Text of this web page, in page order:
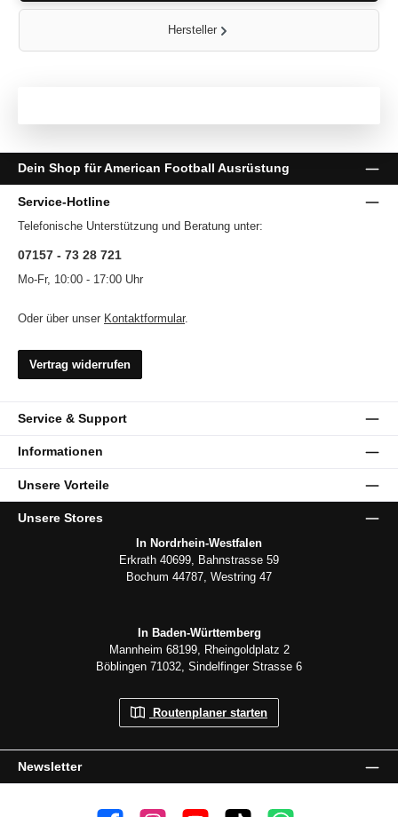
Hersteller
Dein Shop für American Football Ausrüstung
Service-Hotline
Telefonische Unterstützung und Beratung unter:
07157 - 73 28 721
Mo-Fr, 10:00 - 17:00 Uhr
Oder über unser Kontaktformular.
Vertrag widerrufen
Service & Support
Informationen
Unsere Vorteile
Newsletter
Unsere Stores
In Nordrhein-Westfalen
Erkrath 40699, Bahnstrasse 59
Bochum 44787, Westring 47
In Baden-Württemberg
Mannheim 68199, Rheingoldplatz 2
Böblingen 71032, Sindelfinger Strasse 6
Routenplaner starten